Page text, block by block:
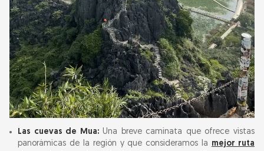
Las cuevas de Mua:Una breve caminata que ofrece vistas
panorámicas de la región y que consideramos la mejor ruta